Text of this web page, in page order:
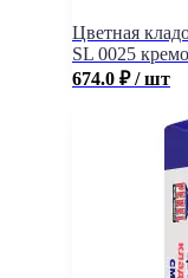
Цветная
SL 0025
674.0 ₽ / шт